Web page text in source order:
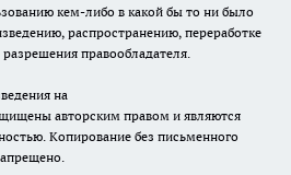
кем-либо в какой бы то ни было
распространению, переработке
правообладателя.
на
авторским правом и являются
Копирование без письменного